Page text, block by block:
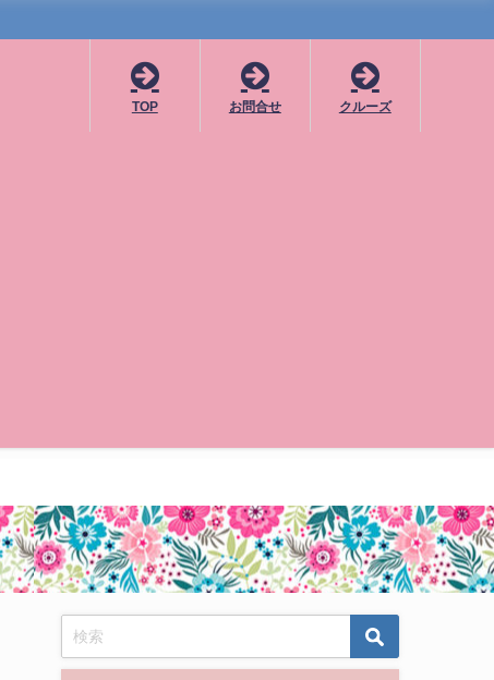
TOP お問合せ クルーズ